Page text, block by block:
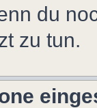
du
zu tun.